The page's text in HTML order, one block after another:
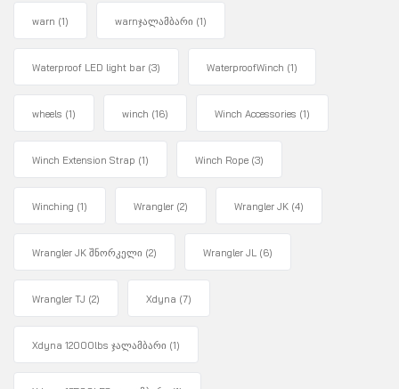
warn (1) warnჯალამბარი (1)
Waterproof LED light bar (3) WaterproofWinch (1)
wheels (1) winch (16) Winch Accessories (1)
Winch Extension Strap (1) Winch Rope (3)
Winching (1) Wrangler (2) Wrangler JK (4)
Wrangler JK შნორკელი (2) Wrangler JL (6)
Wrangler TJ (2) Xdyna (7)
Xdyna 12000lbs ჯალამბარი (1)